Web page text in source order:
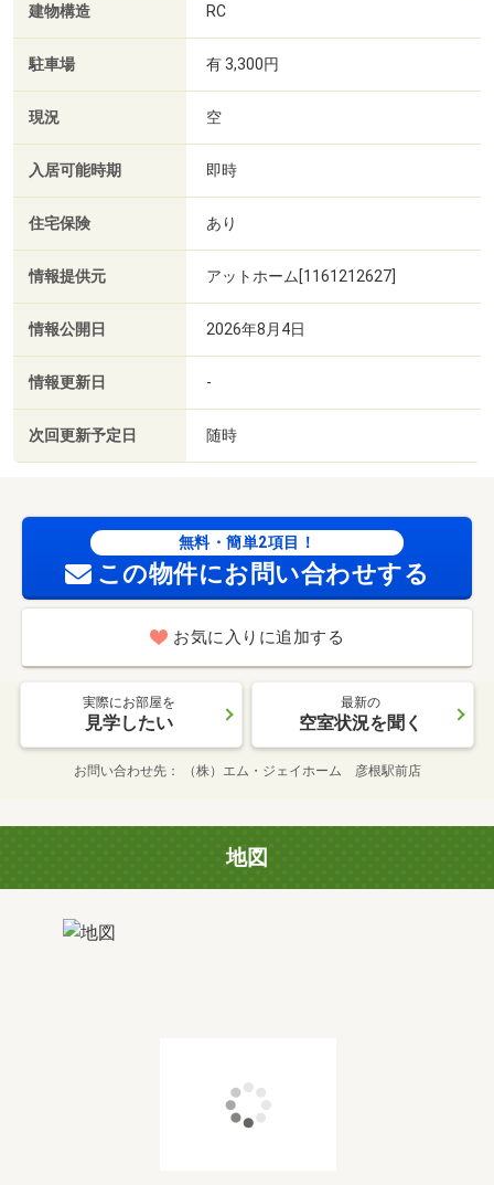
建物構造 RC
駐車場 有 3,300円
現況 空
入居可能時期 即時
住宅保険 あり
情報提供元 アットホーム[1161212627]
情報公開日 2026年8月4日
情報更新日 -
次回更新予定日 随時
無料・簡単2項目！
この物件にお問い合わせする
お気に入りに追加する
実際にお部屋を
見学したい
最新の
空室状況を聞く
お問い合わせ先 （株）エム・ジェイホーム 彦根駅前店
地図